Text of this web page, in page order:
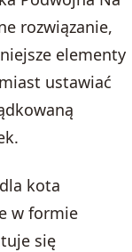
rozwiązanie,
elementy
ustawiać
kota
w formie
się